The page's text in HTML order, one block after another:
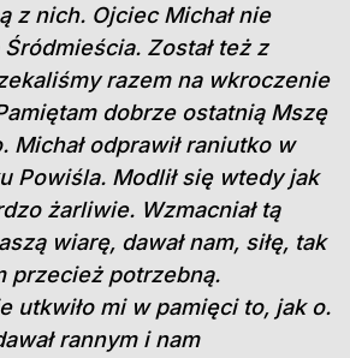
z nich. Ojciec Michał nie
Śródmieścia. Został też z
razem na wkroczenie
dobrze ostatnią Mszę
Michał odprawił raniutko w
Powiśla. Modlił się wtedy jak
żarliwie. Wzmacniał tą
wiarę, dawał nam, siłę, tak
przecież potrzebną.
utkwiło mi w pamięci to, jak o.
rannym i nam